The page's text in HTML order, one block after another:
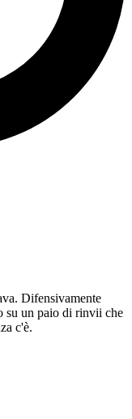
Difensivamente
su un paio di rinvii che
c'è.